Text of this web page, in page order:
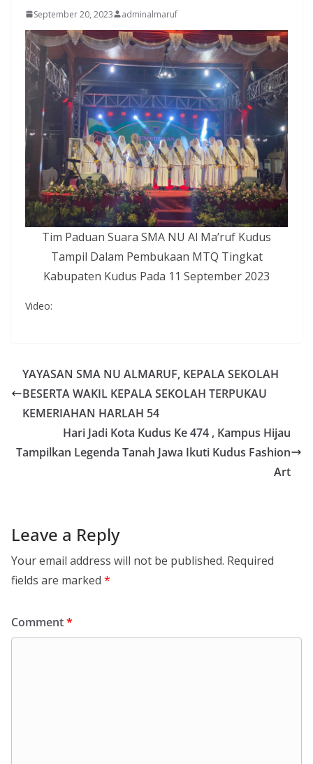
September 20, 2023 adminalmaruf
Tim Paduan Suara SMA NU Al Ma’ruf Kudus
Tampil Dalam Pembukaan MTQ Tingkat
Kabupaten Kudus Pada 11 September 2023
Video:
YAYASAN SMA NU ALMARUF, KEPALA SEKOLAH
BESERTA WAKIL KEPALA SEKOLAH TERPUKAU
KEMERIAHAN HARLAH 54
Hari Jadi Kota Kudus Ke 474 , Kampus Hijau
Tampilkan Legenda Tanah Jawa Ikuti Kudus Fashion
Art
Leave a Reply
Your email address will not be published. Required
fields are marked *
Comment*